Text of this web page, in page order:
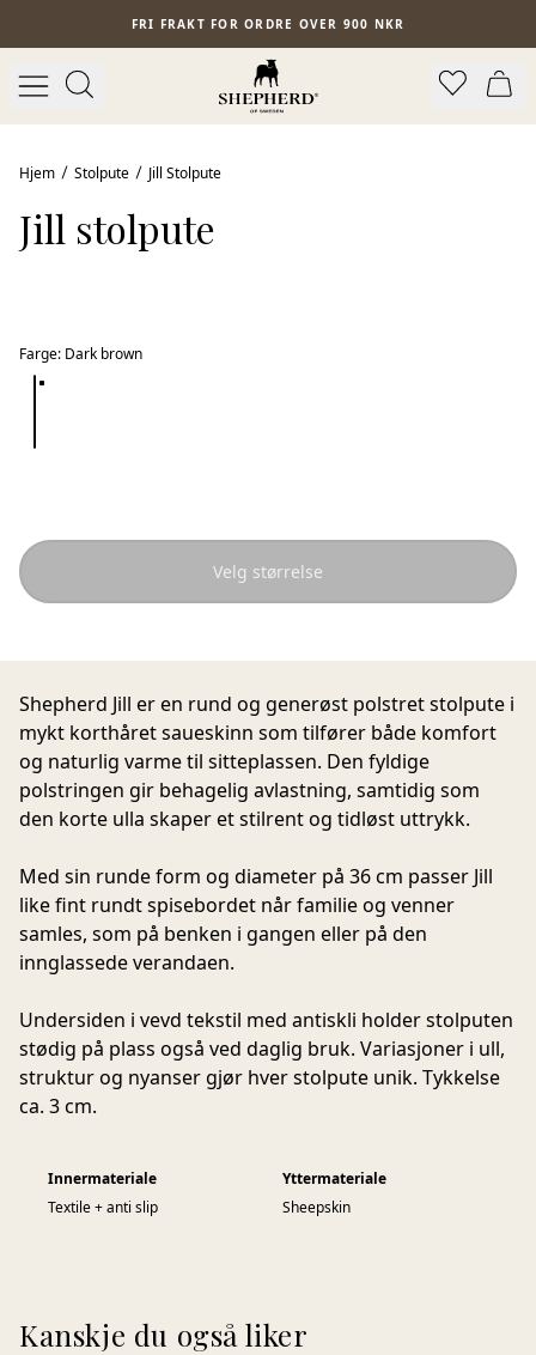
Hopp til hovedinnholdFRI FRAKT FOR ORDRE OVER 900 NKR
Hjem Stolpute Jill Stolpute
Jill stolpute
Farge: Dark brown
Velg størrelse
Shepherd Jill er en rund og generøst polstret stolpute i
mykt korthåret saueskinn som tilfører både komfort
og naturlig varme til sitteplassen. Den fyldige
polstringen gir behagelig avlastning, samtidig som
den korte ulla skaper et stilrent og tidløst uttrykk.
Med sin runde form og diameter på 36 cm passer Jill
like fint rundt spisebordet når familie og venner
samles, som på benken i gangen eller på den
innglassede verandaen.
Undersiden i vevd tekstil med antiskli holder stolputen
stødig på plass også ved daglig bruk. Variasjoner i ull,
struktur og nyanser gjør hver stolpute unik. Tykkelse
ca. 3 cm.
Innermateriale
Textile + anti slip
Yttermateriale
Sheepskin
Kanskje du også liker